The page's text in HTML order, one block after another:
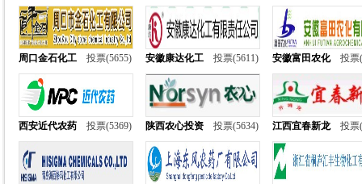
周口金石化工 投票(5655) 安徽康达化工 投票(5611) 安徽富田农化 投票
西安近代农药 投票(5369) 陕西农心投资 投票(5634) 江西宜春新龙 投票